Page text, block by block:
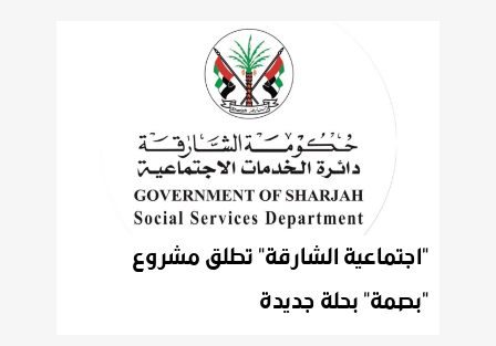
"اجتماعية الشارقة" تطلق مشروع
"بصمة" بحلة جديدة